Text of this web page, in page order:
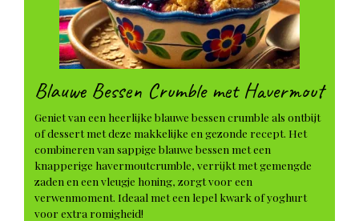
Blauwe Bessen Crumble met Havermout
Geniet van een heerlijke blauwe bessen crumble als ontbijt
of dessert met deze makkelijke en gezonde recept. Het
combineren van sappige blauwe bessen met een
knapperige havermoutcrumble, verrijkt met gemengde
zaden en een vleugje honing, zorgt voor een
verwenmoment. Ideaal met een lepel kwark of yoghurt
voor extra romigheid!